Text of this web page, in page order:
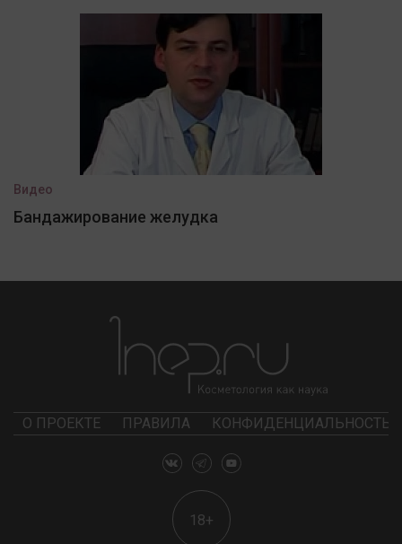
Видео
Бандажирование желудка
О ПРОЕКТЕ ПРАВИЛА КОНФИДЕНЦИАЛЬНОСТЬ
18+